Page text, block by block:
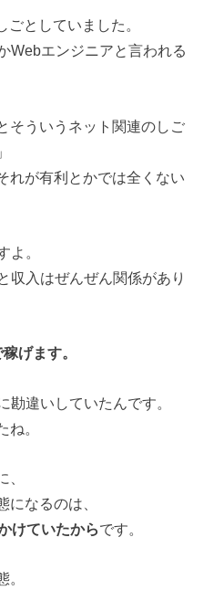
としていました。
Webエンジニアと言われる
そういうネット関連のしご
れが有利とかでは全くない
よ。
収入はぜんぜん関係があり
げます。
勘違いしていたんです。
ね。
、
になるのは、
けていたからです。
。